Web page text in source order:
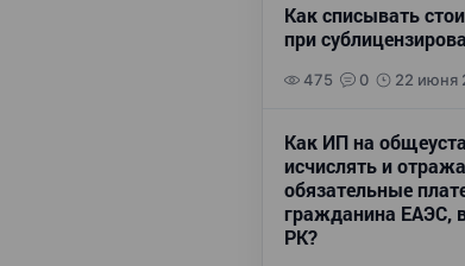
Как списывать
при
475 0 22 июня
Как ИП на
исчислять и
обязательные
гражданина ЕАЭС,
РК?